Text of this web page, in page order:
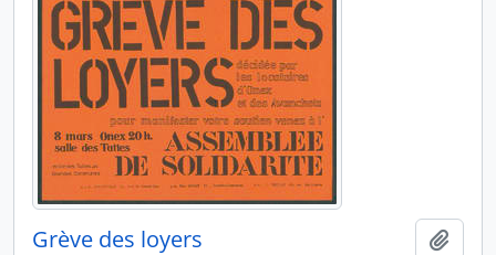
Grève des loyers